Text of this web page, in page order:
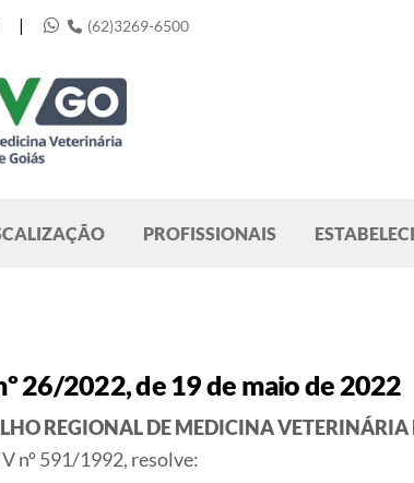
| (62)3269-6500
PROFISSIONAIS
26/2022, de 19 de maio de 2022
REGIONAL DE MEDICINA VETERINÁRIA
nº 591/1992, resolve: